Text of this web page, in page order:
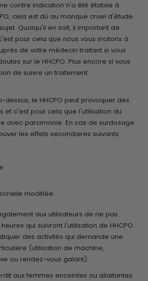
contre indication n'a été établie à
cela est dû au manque cruel d'étude
Quoiqu'il en soit, il important de
pour cela que nous vous incitons à
de votre médecin traitant si vous
sur le HHCPO. Plus encore si vous
de suivre un traitement
dessus, le HHCPO peut provoquer des
et c'est pour cela que l'utilisation du
avec parcimonie. En cas de surdosage
les effets secondaires suivants:
modifiée
aux utilisateurs de ne pas
qui suivront l'utilisation de HHCPO.
des activités qui demande une
(utilisation de machine,
ou rendez-vous galant).
aux femmes enceintes ou allaitantes